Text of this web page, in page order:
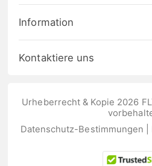
Information
Kontaktiere uns
Urheberrecht & Kopie 2026
Datenschutz-Bestimmungen